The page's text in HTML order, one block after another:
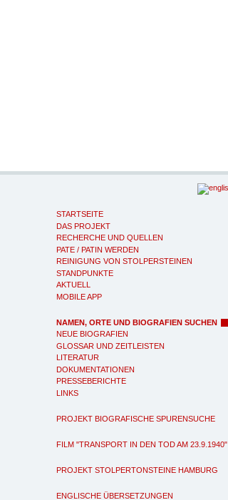
STARTSEITE
DAS PROJEKT
RECHERCHE UND QUELLEN
PATE / PATIN WERDEN
REINIGUNG VON STOLPERSTEINEN
STANDPUNKTE
AKTUELL
MOBILE APP
NAMEN, ORTE UND BIOGRAFIEN SUCHEN
NEUE BIOGRAFIEN
GLOSSAR UND ZEITLEISTEN
LITERATUR
DOKUMENTATIONEN
PRESSEBERICHTE
LINKS
PROJEKT BIOGRAFISCHE SPURENSUCHE
FILM "TRANSPORT IN DEN TOD AM 23.9.1940"
PROJEKT STOLPERTONSTEINE HAMBURG
ENGLISCHE ÜBERSETZUNGEN